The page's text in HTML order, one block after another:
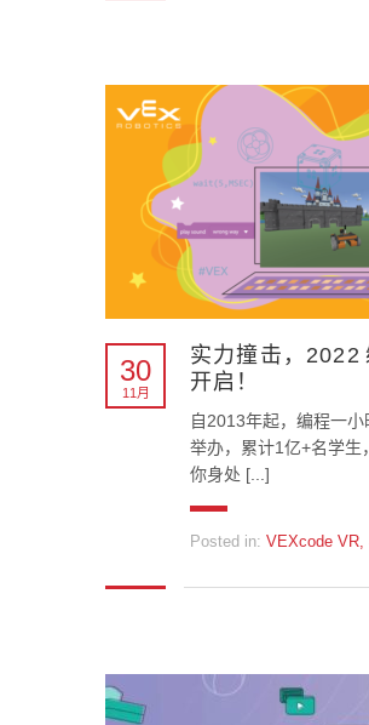
30
11月
实力撞击，2022
开启！
自2013年起，编程一
举办，累计1亿+名学生
你身处 [...]
Posted in: VEXcode VR,